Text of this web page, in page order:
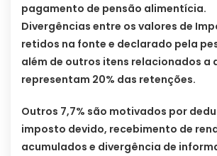
pagamento de pensão alimentícia.
Divergências entre os valores de
retidos na fonte e declarado pela
além de outros itens relacionados a
representam 20% das retenções.
Outros 7,7% são motivados por
imposto devido, recebimento de
acumulados e divergência de